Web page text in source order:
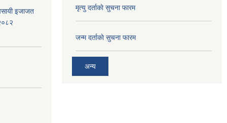
इजाजत
मृत्यु दर्ताकाे सुचना फारम
जन्म दर्ताकाे सुचना फारम
अन्य